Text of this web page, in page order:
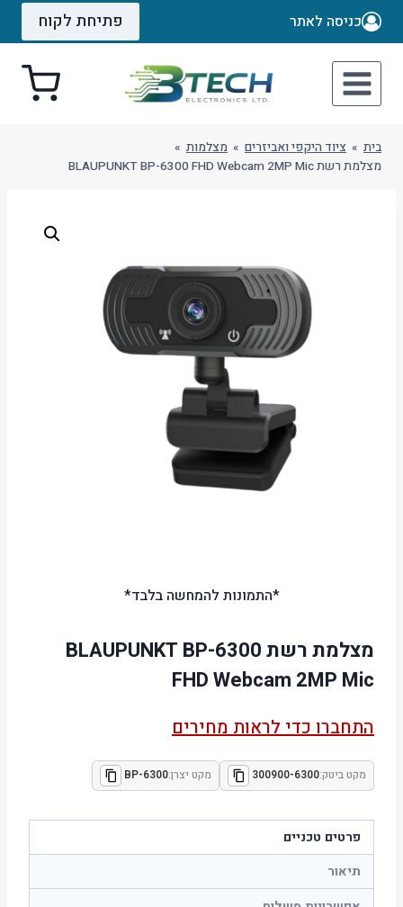
Skip
כניסה לאתר פתיחת לקוח
בית » ציוד היקפי ואביזרים » מצלמות »
מצלמת רשת BLAUPUNKT BP-6300 FHD Webcam 2MP Mic
*התמונות להמחשה בלבד*
מצלמת רשת BLAUPUNKT BP-6300
FHD Webcam 2MP Mic
התחברו כדי לראות מחירים
מקט ביטק:300900-6300 מקט יצרן:BP-6300
פרטים טכניים
תיאור